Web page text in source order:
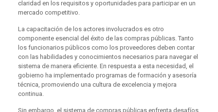
claridad en los requisitos y oportunidades para participar en un
mercado competitivo.
La capacitación de los actores involucrados es otro
componente esencial del éxito de las compras públicas. Tanto
los funcionarios públicos como los proveedores deben contar
con las habilidades y conocimientos necesarios para navegar el
sistema de manera eficiente. En respuesta a esta necesidad, el
gobierno ha implementado programas de formación y asesoría
técnica, promoviendo una cultura de excelencia y mejora
continua.
Sin embargo, el sistema de compras públicas enfrenta desafíos